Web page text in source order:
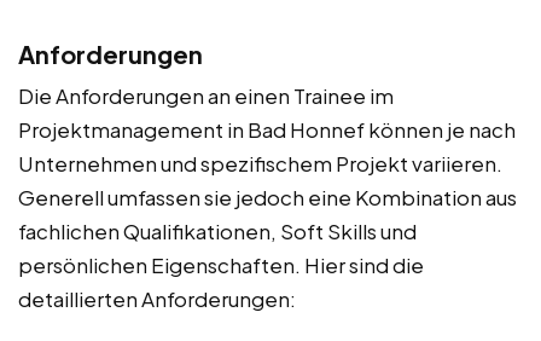
Anforderungen
Die Anforderungen an einen Trainee im
Projektmanagement in Bad Honnef können je nach
Unternehmen und spezifischem Projekt variieren.
Generell umfassen sie jedoch eine Kombination aus
fachlichen Qualifikationen, Soft Skills und
persönlichen Eigenschaften. Hier sind die
detaillierten Anforderungen: